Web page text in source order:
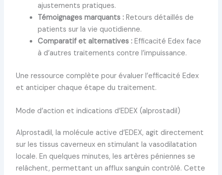
ajustements pratiques.
Témoignages marquants :Retours détaillés de
patients sur la vie quotidienne.
Comparatif et alternatives :Efficacité Edex face
à d’autres traitements contre l’impuissance.
Une ressource complète pour évaluer l’efficacité Edex
et anticiper chaque étape du traitement.
Mode d’action et indications d’EDEX (alprostadil)
Alprostadil, la molécule active d’EDEX, agit directement
sur les tissus caverneux en stimulant la vasodilatation
locale. En quelques minutes, les artères péniennes se
relâchent, permettant un afflux sanguin contrôlé. Cette